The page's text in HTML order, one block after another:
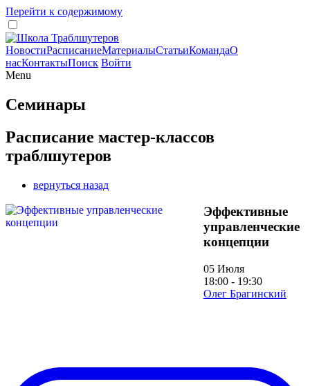
Перейти к содержимому
НовостиРасписаниеМатериалыСтатьиКомандаО
насКонтактыПоиск Войти
Menu
Семинары
Расписание мастер-классов
траблшутеров
вернуться назад
Эффективные
управленческие
концепции
05 Июля
18:00 - 19:30
Олег Брагинский